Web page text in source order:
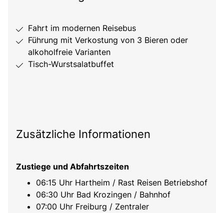
Fahrt im modernen Reisebus
Führung mit Verkostung von 3 Bieren oder
alkoholfreie Varianten
Tisch-Wurstsalatbuffet
Zusätzliche Informationen
Zustiege und Abfahrtszeiten
06:15 Uhr Hartheim / Rast Reisen Betriebshof
06:30 Uhr Bad Krozingen / Bahnhof
07:00 Uhr Freiburg / Zentraler